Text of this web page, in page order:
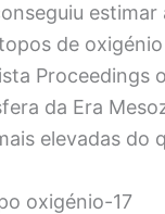
de
Proceedings
da Era
elevadas do
oxigénio-17